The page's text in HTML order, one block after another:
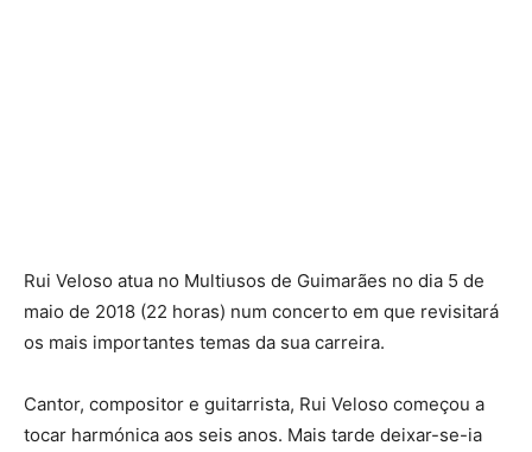
Rui Veloso atua no Multiusos de Guimarães no dia 5 de
maio de 2018 (22 horas) num concerto em que revisitará
os mais importantes temas da sua carreira.
Cantor, compositor e guitarrista, Rui Veloso começou a
tocar harmónica aos seis anos. Mais tarde deixar-se-ia